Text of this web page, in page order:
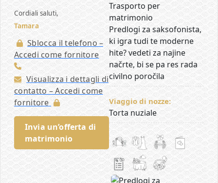
Cordiali saluti,
Tamara
Sblocca il telefono –
Accedi come fornitore
Visualizza i dettagli di
contatto – Accedi come
fornitore
Invia un’offerta di
matrimonio
Trasporto per
matrimonio
Predlogi za saksofonista,
ki igra tudi te moderne
hite? vedeti za najine
načrte, bi se pa res rada
civilno poročila
Viaggio di nozze:
Torta nuziale